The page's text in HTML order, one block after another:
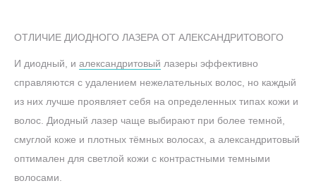
ОТЛИЧИЕ ДИОДНОГО ЛАЗЕРА ОТ АЛЕКСАНДРИТОВОГО
И диодный, и александритовый лазеры эффективно
справляются с удалением нежелательных волос, но каждый
из них лучше проявляет себя на определенных типах кожи и
волос. Диодный лазер чаще выбирают при более темной,
смуглой коже и плотных тёмных волосах, а александритовый
оптимален для светлой кожи с контрастными темными
волосами.